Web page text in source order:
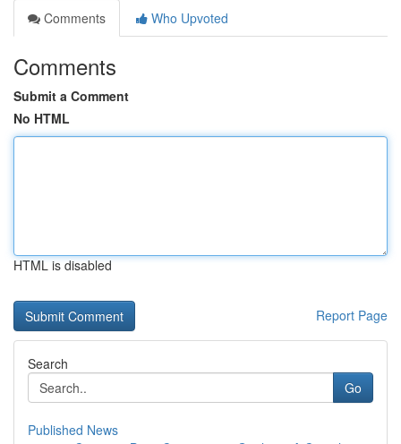
Comments
Who Upvoted
Comments
Submit a Comment
No HTML
HTML is disabled
Report Page
Search
Go
Published News